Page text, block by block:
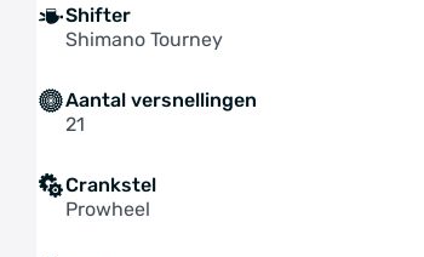
Shifter
Shimano Tourney
Aantal versnellingen
21
Crankstel
Prowheel